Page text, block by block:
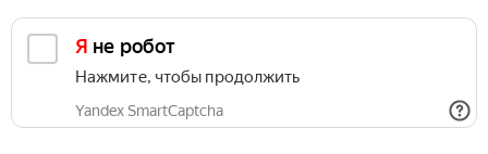
Я не робот
Нажмите, чтобы продолжить
Yandex SmartCaptcha